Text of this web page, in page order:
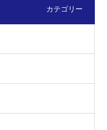
カテゴリー